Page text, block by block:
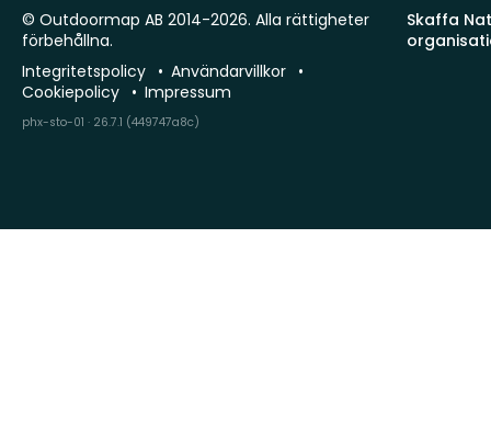
Skaffa
© Outdoormap AB 2014-2026. Alla rättigheter
förbehållna.
Integritetspolicy
Användarvillkor
Cookiepolicy
Impressum
phx-sto-01 · 26.7.1 (449747a8c)